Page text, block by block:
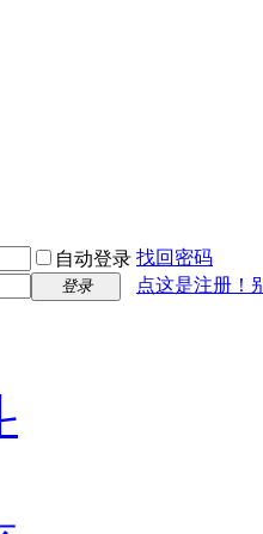
自动登录 找回密码
登录 点这是注册！